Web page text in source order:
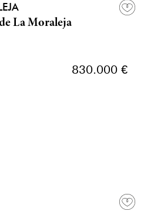
La Moraleja
830.000 €